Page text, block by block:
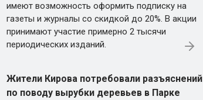
имеют возможность оформить подписку на
газеты и журналы со скидкой до 20%. В акции
принимают участие примерно 2 тысячи
периодических изданий.
Жители Кирова потребовали разъяснений
по поводу вырубки деревьев в Парке